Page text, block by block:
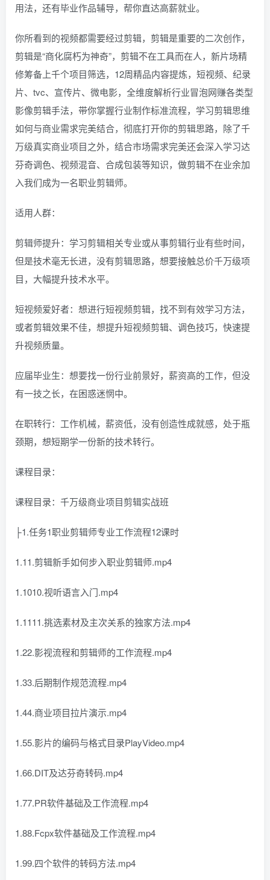
用法，还有毕业作品辅导，帮你直达高薪就业。
你所看到的视频都需要经过剪辑，剪辑是重要的二次创作，
剪辑是“商化腐朽为神奇”，剪辑不在工具而在人，新片场精
修筹备上千个项目筛选，12周精品内容提炼，短视频、纪录
片、tvc、宣传片、微电影，全维度解析行业冒泡网赚各类型
影像剪辑手法，带你掌握行业制作标准流程，学习剪辑思维
如何与商业需求完美结合，彻底打开你的剪辑思路，除了千
万级真实商业项目之外，结合市场需求完美还会深入学习达
芬奇调色、视频混音、合成包装等知识，做剪辑不在业余加
入我们成为一名职业剪辑师。
适用人群：
剪辑师提升：学习剪辑相关专业或从事剪辑行业有些时间，
但是技术毫无长进，没有剪辑思路，想要接触总价千万级项
目，大幅提升技术水平。
短视频爱好者：想进行短视频剪辑，找不到有效学习方法，
或者剪辑效果不佳，想提升短视频剪辑、调色技巧，快速提
升视频质量。
应届毕业生：想要找一份行业前景好，薪资高的工作，但没
有一技之长，在困惑迷惘中。
在职转行：工作机械，薪资低，没有创造性成就感，处于瓶
颈期，想短期学一份新的技术转行。
课程目录：
课程目录：千万级商业项目剪辑实战班
├1.任务1职业剪辑师专业工作流程12课时
1.11.剪辑新手如何步入职业剪辑师.mp4
1.1010.视听语言入门.mp4
1.1111.挑选素材及主次关系的独家方法.mp4
1.22.影视流程和剪辑师的工作流程.mp4
1.33.后期制作规范流程.mp4
1.44.商业项目拉片演示.mp4
1.55.影片的编码与格式目录PlayVideo.mp4
1.66.DIT及达芬奇转码.mp4
1.77.PR软件基础及工作流程.mp4
1.88.Fcpx软件基础及工作流程.mp4
1.99.四个软件的转码方法.mp4